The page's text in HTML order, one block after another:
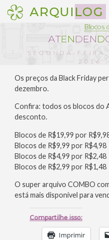
Pular
para
ARQUILOG
Blocos
ATENDEND
SEGUNDA-
2016
Os preços da Black Friday
dezembro.
Confira: todos os blocos do
desconto.
Blocos de R$19,99 por
Blocos de R$9,99 por R$4,98
Blocos de R$4,99 por R$2,48
Blocos de R$2,99 por R$1,48
O super arquivo COMBO
está mais disponível para
Compartilhe isso:
Imprimir